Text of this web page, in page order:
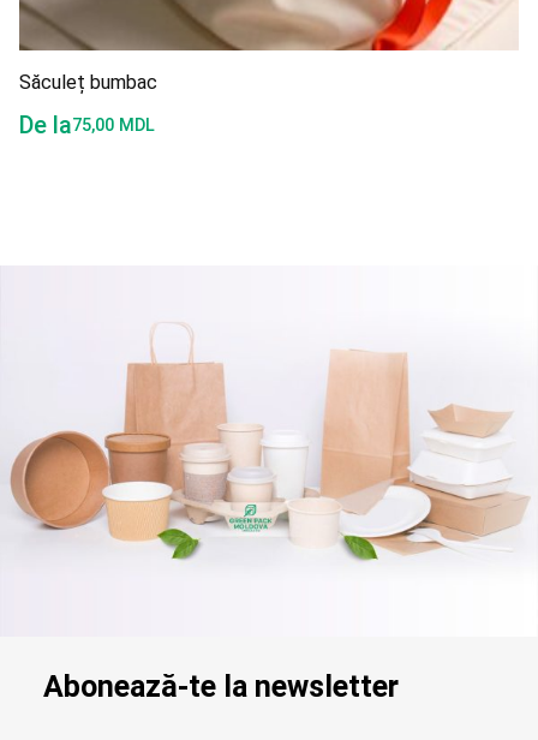
Săculeț bumbac
De la75,00 MDL
Abonează-te la newsletter